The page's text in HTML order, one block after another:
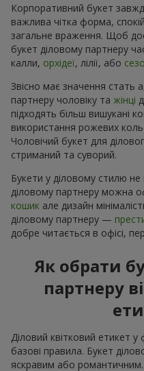
Корпоративний букет
важлива чітка форма,
загальне враження. Щоб
букет діловому партнеру
калли, орхідеї, лілії, або
Звісно має значення стать
партнеру чоловіку та жінці
підходять більш вишукані
використання рожевих
Чоловічий букет для
стриманий та суворий.
Букети у діловому стилю
діловому партнеру можна
кошик але дизайн
діловому партнеру —
добре читається в офісі,
Як обрати
партнеру
Діловий квітковий етикет
базові правила. Букет
яскравим або